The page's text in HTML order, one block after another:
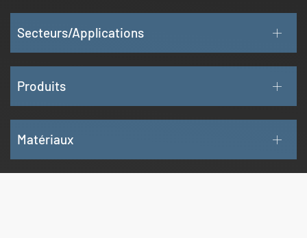
Secteurs/Applications
Produits
Matériaux